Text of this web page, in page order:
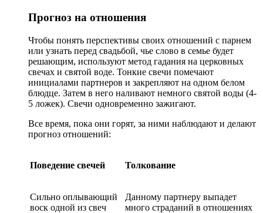
Прогноз на отношения
Чтобы понять перспективы своих отношений с парнем
или узнать перед свадьбой, чье слово в семье будет
решающим, используют метод гадания на церковных
свечах и святой воде. Тонкие свечи помечают
инициалами партнеров и закрепляют на одном белом
блюдце. Затем в него наливают немного святой воды (4-
5 ложек). Свечи одновременно зажигают.
Все время, пока они горят, за ними наблюдают и делают
прогноз отношений:
Поведение свечей Толкование
Сильно оплывающий
воск одной из свеч
Данному партнеру выпадет
много страданий в отношениях